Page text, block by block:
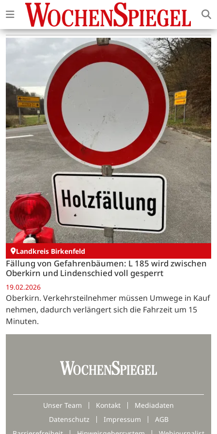
Landkreis Birkenfeld
Fällung von Gefahrenbäumen: L 185 wird zwischen
Oberkirn und Lindenschied voll gesperrt
19.02.2026
Oberkirn. Verkehrsteilnehmer müssen Umwege in Kauf
nehmen, dadurch verlängert sich die Fahrzeit um 15
Minuten.
Unser Team Kontakt
Mediadaten
Datenschutz
Impressum
AGB